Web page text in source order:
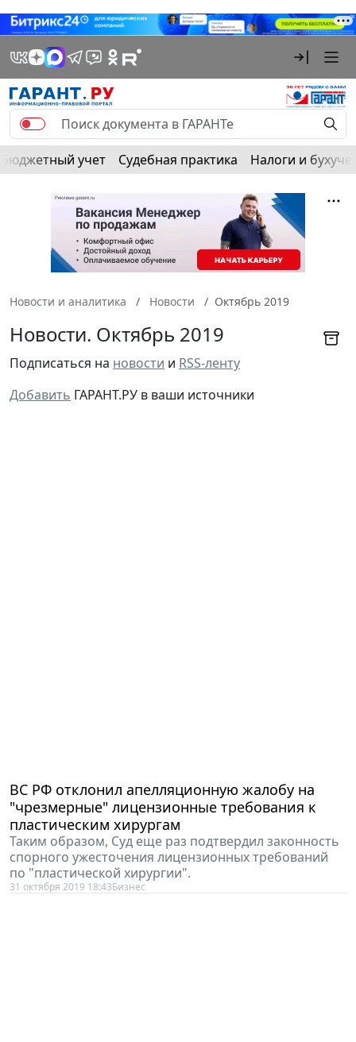
Бюджетный учет Судебная практика Налоги и
Новости. Октябрь 2019
новости
"чрезмерные" лицензионные требования к
пластическим хирургам
Таким образом, Суд еще раз подтвердил законность
спорного ужесточения лицензионных требований
по "пластической хирургии".
31 октября 2019 18:43Бизнес